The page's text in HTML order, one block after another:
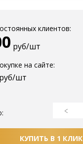
клиентов:
руб/шт
на сайте:
руб/шт
КУПИТЬ В 1 КЛИК